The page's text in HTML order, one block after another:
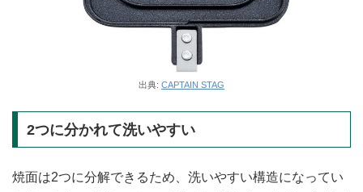
出典: CAPTAIN STAG
2つに分かれて洗いやすい
焼面は2つに分解できるため、洗いやすい構造になってい